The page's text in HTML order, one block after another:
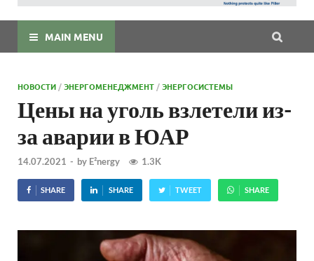
MAIN MENU
НОВОСТИ /ЭНЕРГОМЕНЕДЖМЕНТ /ЭНЕРГОСИСТЕМЫ
Цены на уголь взлетели из-
за аварии в ЮАР
14.07.2021 - by E²nergy 1.3K
SHARE SHARE TWEET SHARE